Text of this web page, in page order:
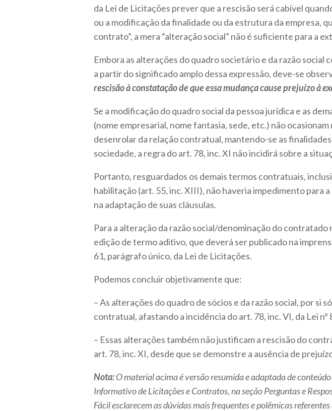
da Lei de Licitações prever que a rescisão será cabível
ou a modificação da finalidade ou da estrutura da empresa,
contrato”, a mera “alteração social” não é suficiente para a
Embora as alterações do quadro societário e da razão social
a partir do significado amplo dessa expressão, deve-se
rescisão à constatação de que essa mudança cause prejuízo à
Se a modificação do quadro social da pessoa jurídica e as
(nome empresarial, nome fantasia, sede, etc.) não ocasionam
desenrolar da relação contratual, mantendo-se as
sociedade, a regra do art. 78, inc. XI não incidirá sobre a
Portanto, resguardados os demais termos contratuais,
habilitação (art. 55, inc. XIII), não haveria impedimento para
na adaptação de suas cláusulas.
Para a alteração da razão social/denominação do
edição de termo aditivo, que deverá ser publicado na
61, parágrafo único, da Lei de Licitações.
Podemos concluir objetivamente que:
– As alterações do quadro de sócios e da razão social, por si
contratual, afastando a incidência do art. 78, inc. VI, da Lei nº
– Essas alterações também não justificam a rescisão do
art. 78, inc. XI, desde que se demonstre a ausência de
Nota:O material acima é versão resumida e adaptada de
Informativo de Licitações e Contratos, na seção Perguntas e
Fácil esclarecem as dúvidas mais frequentes e polêmicas